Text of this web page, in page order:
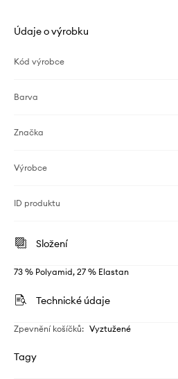
Údaje o výrobku
Kód výrobce
Barva
Značka
Výrobce
ID produktu
Složení
73 % Polyamid, 27 % Elastan
Technické údaje
Zpevnění košíčků: Vyztužené
Tagy